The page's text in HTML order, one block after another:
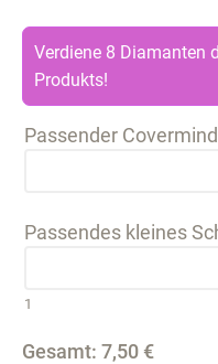
Verdiene 8 Diamanten
Produkts!
Passender
Passendes kleines
1
Gesamt: 7,50 €